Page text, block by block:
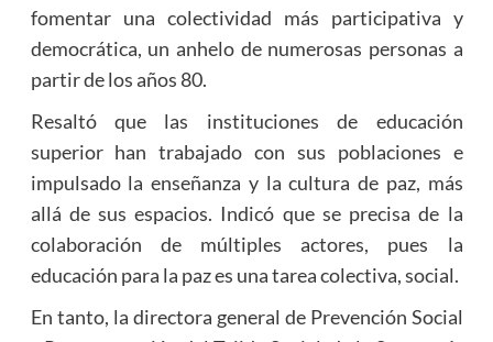
fomentar una colectividad más participativa y
democrática, un anhelo de numerosas personas a
partir de los años 80.
Resaltó que las instituciones de educación
superior han trabajado con sus poblaciones e
impulsado la enseñanza y la cultura de paz, más
allá de sus espacios. Indicó que se precisa de la
colaboración de múltiples actores, pues la
educación para la paz es una tarea colectiva, social.
En tanto, la directora general de Prevención Social